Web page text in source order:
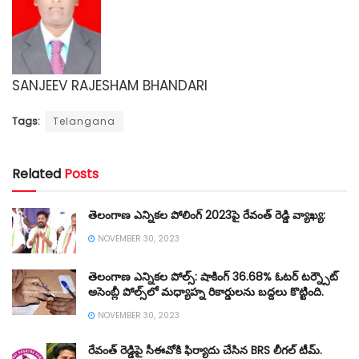
SANJEEV RAJESHAM BHANDARI
Tags: Telangana
Related Posts
తెలంగాణ ఎన్నికల పోలింగ్ 2023పై రేవంత్ రెడ్డి వ్యాఖ్య:
NOVEMBER 30, 2023
తెలంగాణ ఎన్నికల పోల్స్: షాకింగ్ 36.68% ఓటర్ టర్న్సౌట్
అసెంబ్లీ పోల్స్‌లో మధ్యాహ్న రికార్డులను బద్దలు కొట్టింది.
NOVEMBER 30, 2023
రేవంత్ రెడ్డిపై సీఈవోకి ఫిర్యాదు చేసిన BRS లీగల్ టీమ్.